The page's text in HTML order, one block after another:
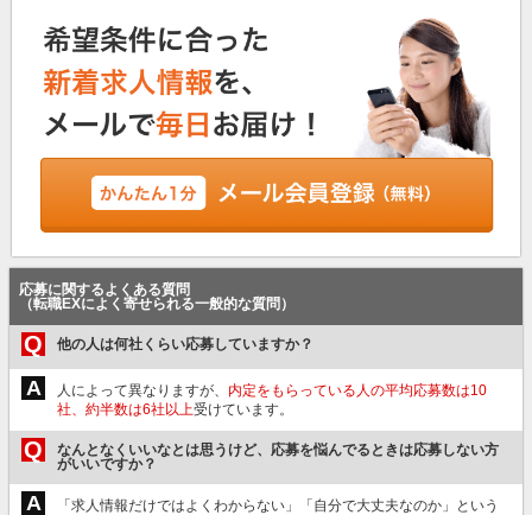
応募に関するよくある質問
（転職EXによく寄せられる一般的な質問）
Q 他の人は何社くらい応募していますか？
A 人によって異なりますが、 内定をもらっている人の平均応募数は10
社、約半数は6社以上受けています。
Q
なんとなくいいなとは思うけど、応募を悩んでるときは応募しない方
がいいですか？
A 「求人情報だけではよくわからない」「自分で大丈夫なのか」という